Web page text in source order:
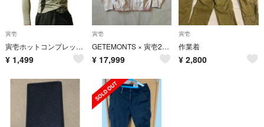
寅壱
寅壱ホットコンプレッションＬＬディープグレー!
¥ 1,499
寅壱
GETEMONTS × 寅壱2530-147=ペンキ寅壱
¥ 17,999
寅壱
作業着
¥ 2,800